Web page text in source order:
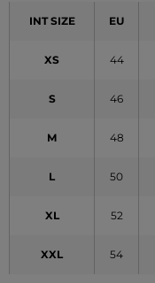
INT SIZE EU
XS 44
S 46
M 48
L 50
XL 52
XXL 54